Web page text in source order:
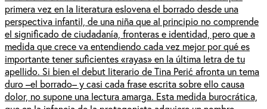
primera vez en la literatura eslovena el borrado desde una
perspectiva infantil, de una niña que al principio no comprende
el significado de ciudadanía, fronteras e identidad, pero que a
medida que crece va entendiendo cada vez mejor por qué es
importante tener suficientes «rayas» en la última letra de tu
apellido. Si bien el debut literario de Tina Perić afronta un tema
duro –el borrado– y casi cada frase escrita sobre ello causa
dolor, no supone una lectura amarga. Esta medida burocrática,